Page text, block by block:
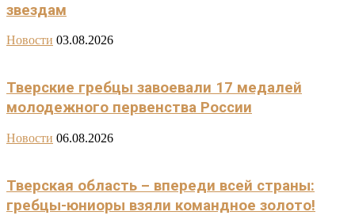
звездам
Новости 03.08.2026
Тверские гребцы завоевали 17 медалей
молодежного первенства России
Новости 06.08.2026
Тверская область – впереди всей страны:
гребцы-юниоры взяли командное золото!